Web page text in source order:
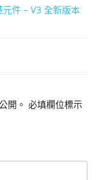
件 – V3 全新版本
開。 必填欄位標示